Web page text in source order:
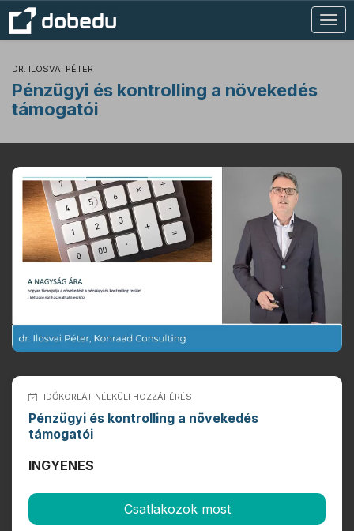
DR. ILOSVAI PÉTER
Pénzügyi és kontrolling a növekedés
támogatói
IDŐKORLÁT NÉLKÜLI HOZZÁFÉRÉS
Pénzügyi és kontrolling a növekedés
támogatói
INGYENES
Csatlakozok most